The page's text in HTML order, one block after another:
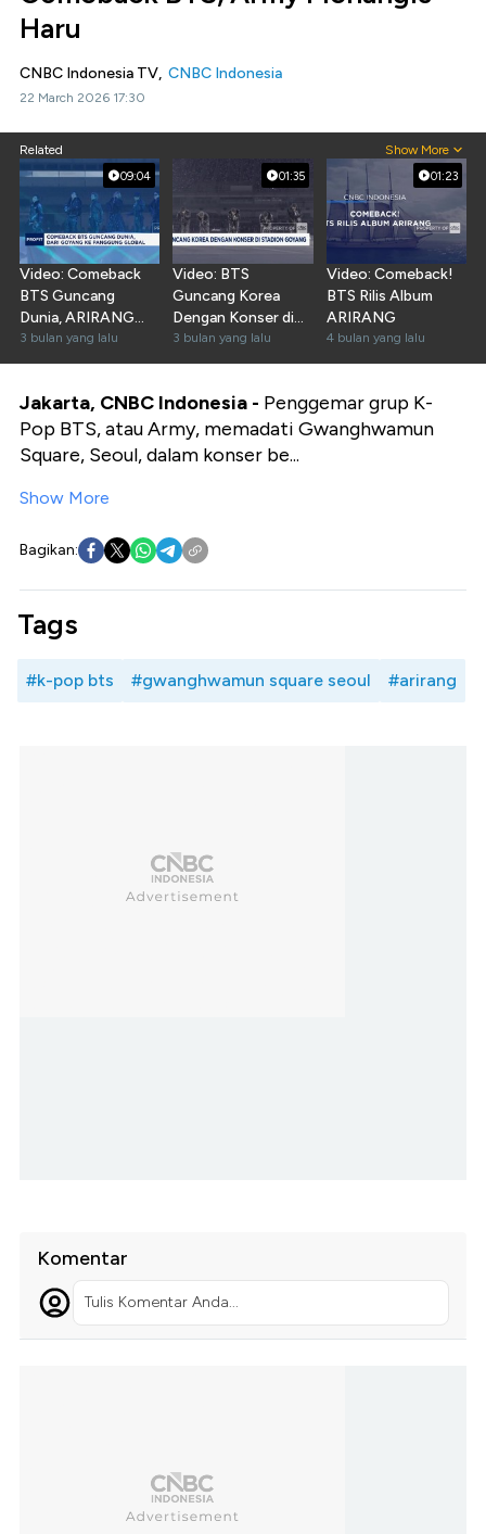
Haru
CNBC Indonesia TV, CNBC Indonesia
22 March 2026 17:30
Related Show More
09:04
Video: Comeback
BTS Guncang
Dunia, ARIRANG
Goyang Dari
Jantung Seoul
3 bulan yang lalu
01:35
Video: BTS
Guncang Korea
Dengan Konser di
Stadion Goyang
3 bulan yang lalu
01:23
Video: Comeback!
BTS Rilis Album
ARIRANG
4 bulan yang lalu
Jakarta, CNBC Indonesia - Penggemar grup K-
Pop BTS, atau Army, memadati Gwanghwamun
Square, Seoul, dalam konser be...
Show More
Bagikan:
Tags
#k-pop bts #gwanghwamun square seoul #arirang
Komentar
Tulis Komentar Anda...